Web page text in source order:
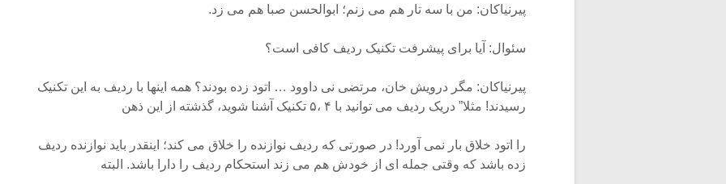
پیرنیاکان: من با سه تار هم می زنم؛ ابوالحسن صبا هم می زد.
سئوال: آیا برای پیشرفت تکنیک ردیف کافی است؟
پیرنیاکان: مگر درویش خان، مرتضی نی داوود … اتود زده بودند؟ همه اینها با ردیف به این تکنیک
رسیدند! مثلا” دریک ردیف می توانید با ۴ ،۵ تکنیک آشنا شوید، گذشته از این ذهن
را اتود خلاق بار نمی آورد! در صورتی که ردیف نوازنده را خلاق می کند؛ اینقدر باید نوازنده ردیف
زده باشد که وقتی جمله ای از خودش هم می زند استحکام ردیف را دارا باشد. البته